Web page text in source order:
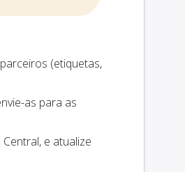
(etiquetas,
as para as
e atualize